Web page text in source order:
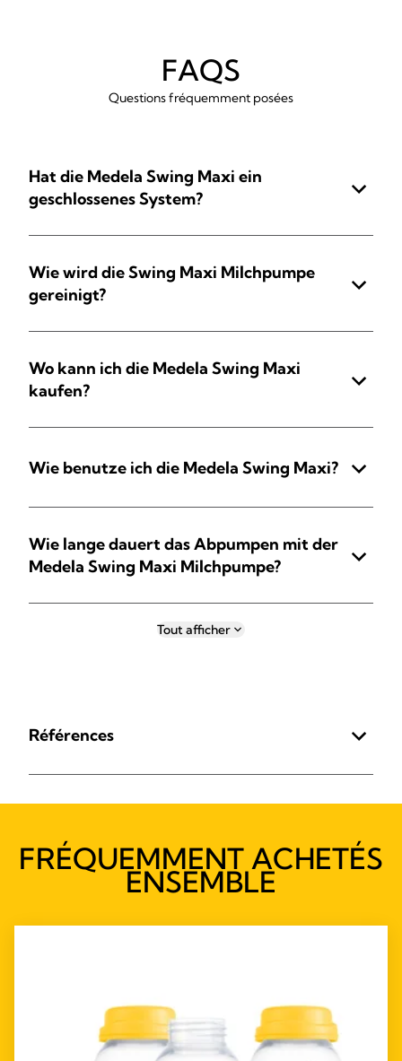
FAQS
Questions fréquemment posées
Hat die Medela Swing Maxi ein
geschlossenes System?
Wie wird die Swing Maxi Milchpumpe
gereinigt?
Wo kann ich die Medela Swing Maxi
kaufen?
Wie benutze ich die Medela Swing Maxi?
Wie lange dauert das Abpumpen mit der
Medela Swing Maxi Milchpumpe?
Tout afficher
Références
FRÉQUEMMENT ACHETÉS
ENSEMBLE